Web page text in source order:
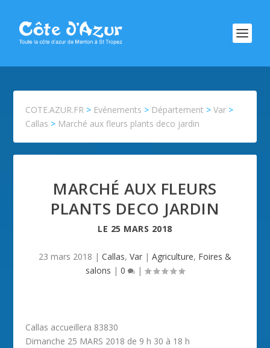
COTE.AZUR.FR > Evénements > Département >Var >
Callas > Marché aux fleurs plants deco jardin
MARCHÉ AUX FLEURS
PLANTS DECO JARDIN
LE 25 MARS 2018
23 mars 2018 | Callas, Var | Agriculture, Foires &
salons | 0 |
Callas accueillera 83830
Dimanche 25 MARS 2018 de 9 h 30 à 18 h